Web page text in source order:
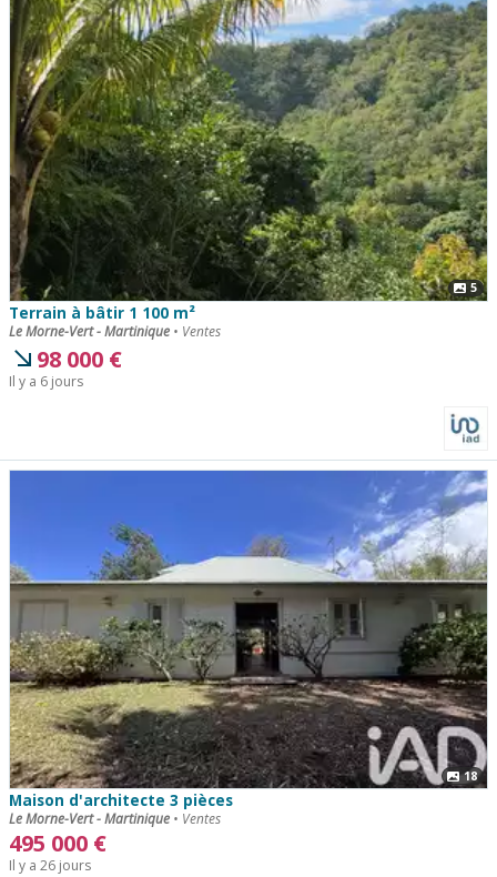
5
Terrain à bâtir 1 100 m²
Le Morne-Vert - Martinique • Ventes
98 000 €
Il y a 6 jours
18
Maison d'architecte 3 pièces
Le Morne-Vert - Martinique • Ventes
495 000 €
Il y a 26 jours